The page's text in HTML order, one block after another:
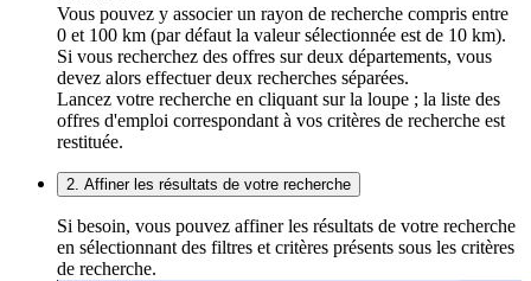
Vous pouvez y associer un rayon de recherche compris entre
0 et 100 km (par défaut la valeur sélectionnée est de 10 km).
Si vous recherchez des offres sur deux départements, vous
devez alors effectuer deux recherches séparées.
Lancez votre recherche en cliquant sur la loupe ; la liste des
offres d'emploi correspondant à vos critères de recherche est
restituée.
2. Affiner les résultats de votre recherche
Si besoin, vous pouvez affiner les résultats de votre recherche
en sélectionnant des filtres et critères présents sous les critères
de recherche.